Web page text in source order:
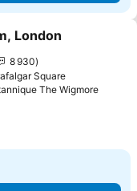
mes favoris
London
8 930
Square
The Wigmore